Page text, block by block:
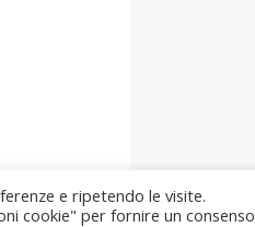
e ripetendo le visite.
cookie" per fornire un consenso